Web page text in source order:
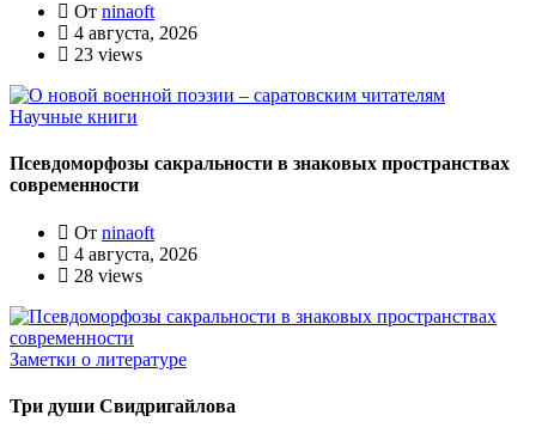
От ninaoft
4 августа, 2026
23 views
Научные книги
Псевдоморфозы сакральности в знаковых пространствах
современности
От ninaoft
4 августа, 2026
28 views
Заметки о литературе
Три души Свидригайлова